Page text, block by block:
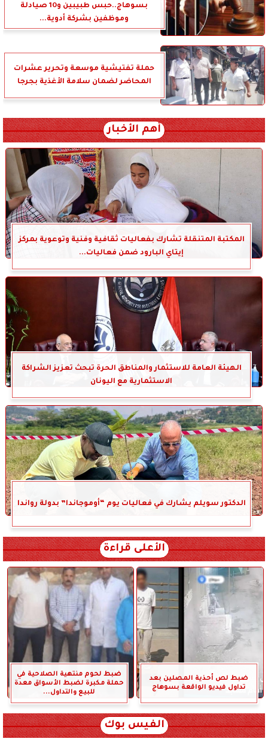
بسوهاج..حبس طبيبين و10 صيادلة
وموظفين بشركة أدوية...
حملة تفتيشية موسعة وتحرير عشرات
المحاضر لضمان سلامة الأغذية بجرجا
أهم الأخبار
المكتبة المتنقلة تشارك بفعاليات ثقافية وفنية وتوعوية بمركز
إيتاي البارود ضمن فعاليات...
الهيئة العامة للاستثمار والمناطق الحرة تبحث تعزيز الشراكة
الاستثمارية مع اليونان
الدكتور سويلم يشارك في فعاليات يوم “أوموجاندا” بدولة رواندا
الأعلى قراءة
ضبط لص أحذية المصلين بعد
تداول فيديو الواقعة بسوهاج
ضبط لحوم منتهية الصلاحية في
حملة مكبرة لضبط الأسواق معدة
للبيع والتداول...
الفيس بوك